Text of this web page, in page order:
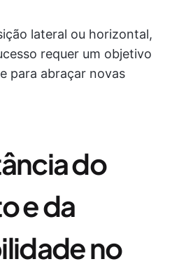
lateral ou horizontal,
requer um objetivo
para abraçar novas
do
e da
no